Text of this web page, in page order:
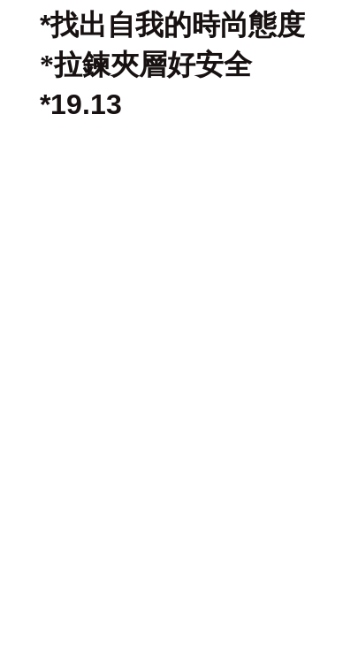
*找出自我的時尚態度
*拉鍊夾層好安全
*19.13